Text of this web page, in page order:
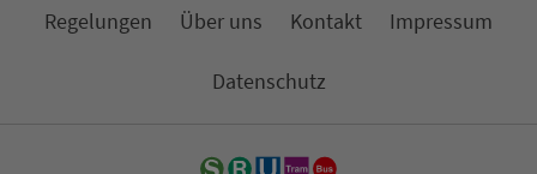
Re­ge­lungen Über uns Kon­takt Impressum
Da­ten­schutz